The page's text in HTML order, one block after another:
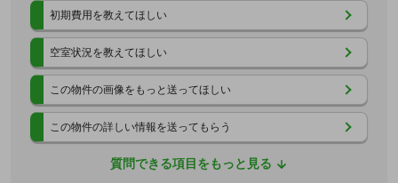
初期費用を教えてほしい
空室状況を教えてほしい
この物件の画像をもっと送ってほしい
この物件の詳しい情報を送ってもらう
質問できる項目をもっと見る